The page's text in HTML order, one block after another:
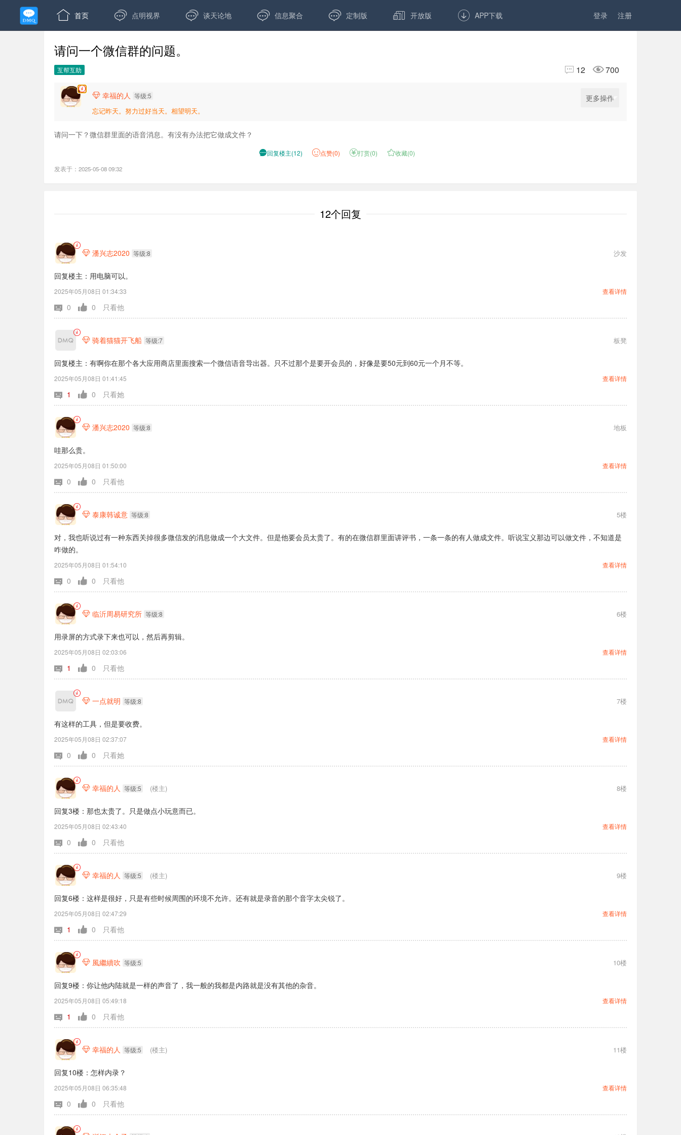
 首页  点明视界  谈天论地  信息聚合  定制版  开放版  APP下载 登录 注册
请问一个微信群的问题。
互帮互助  12 700
 幸福的人 等级:5
忘记昨天。努力过好当天。相望明天。
更多操作
请问一下？微信群里面的语音消息。有没有办法把它做成文件？
回复楼主(12) 点赞(0) 打赏(0) 收藏(0)
发表于：2025-05-08 09:32
12个回复
 潘兴志2020 等级:8 沙发
回复楼主：用电脑可以。
2025年05月08日 01:34:33 查看详情
0 0 只看他
 骑着猫猫开飞船 等级:7 板凳
回复楼主：有啊你在那个各大应用商店里面搜索一个微信语音导出器。只不过那个是要开会员的，好像是要50元到60元一个月不等。
2025年05月08日 01:41:45 查看详情
1 0 只看她
 潘兴志2020 等级:8 地板
哇那么贵。
2025年05月08日 01:50:00 查看详情
0 0 只看他
 泰康韩诚意 等级:8 5楼
对，我也听说过有一种东西关掉很多微信发的消息做成一个大文件。但是他要会员太贵了。有的在微信群里面讲评书，一条一条的有人做成文件。听说宝义那边可以做文件，不知道是
咋做的。
2025年05月08日 01:54:10 查看详情
0 0 只看他
 临沂周易研究所 等级:8 6楼
用录屏的方式录下来也可以，然后再剪辑。
2025年05月08日 02:03:06 查看详情
1 0 只看他
 一点就明 等级:8 7楼
有这样的工具，但是要收费。
2025年05月08日 02:37:07 查看详情
0 0 只看她
 幸福的人 等级:5 (楼主) 8楼
回复3楼：那也太贵了。只是做点小玩意而已。
2025年05月08日 02:43:40 查看详情
0 0 只看他
 幸福的人 等级:5 (楼主) 9楼
回复6楼：这样是很好，只是有些时候周围的环境不允许。还有就是录音的那个音字太尖锐了。
2025年05月08日 02:47:29 查看详情
1 0 只看他
 風繼續吹 等级:5 10楼
回复9楼：你让他内陆就是一样的声音了，我一般的我都是内路就是没有其他的杂音。
2025年05月08日 05:49:18 查看详情
1 0 只看他
 幸福的人 等级:5 (楼主) 11楼
回复10楼：怎样内录？
2025年05月08日 06:35:48 查看详情
0 0 只看他